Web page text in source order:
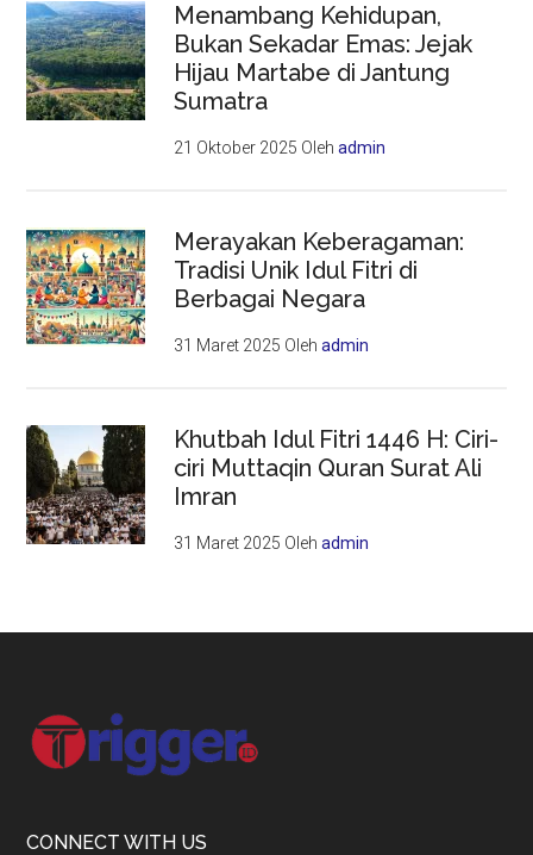
Menambang Kehidupan,
Bukan Sekadar Emas: Jejak
Hijau Martabe di Jantung
Sumatra
21 Oktober 2025 Olehadmin
Merayakan Keberagaman:
Tradisi Unik Idul Fitri di
Berbagai Negara
31 Maret 2025 Olehadmin
Khutbah Idul Fitri 1446 H: Ciri-
ciri Muttaqin Quran Surat Ali
Imran
31 Maret 2025 Olehadmin
Footer
CONNECT WITH US